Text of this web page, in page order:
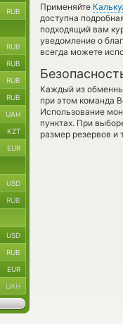
Применяйте
доступна
подходящий вам
уведомление о
всегда можете
Каждый из
при этом команда
Использование
пунктах. При
размер резервов и
RUB
RUB
RUB
RUB
RUB
UAH
KZT
EUR
USD
RUB
USD
RUB
EUR
UAH